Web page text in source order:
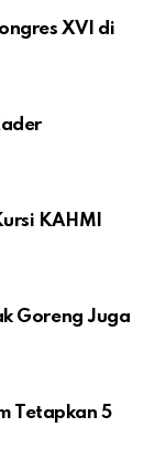
XVI di
KAHMI
Goreng Juga
Tetapkan 5